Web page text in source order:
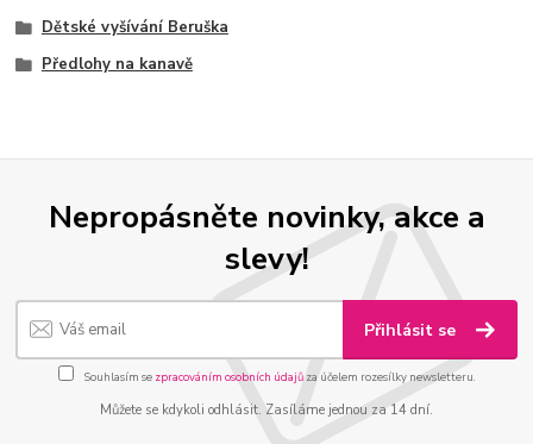
Dětské vyšívání Beruška
Předlohy na kanavě
Nepropásněte novinky, akce a
slevy!
Přihlásit se
Souhlasím se zpracováním osobních údajůza účelem rozesílky newsletteru.
Můžete se kdykoli odhlásit. Zasíláme jednou za 14 dní.